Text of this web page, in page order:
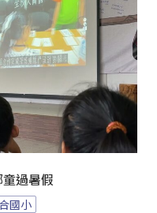
過暑假
國小